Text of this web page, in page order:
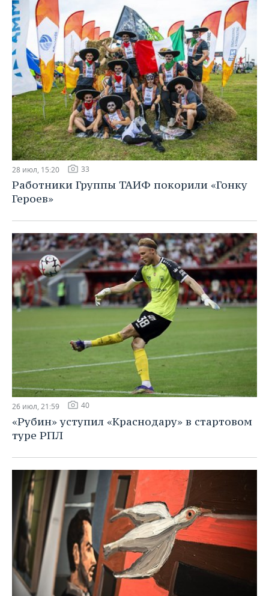
28 июл, 15:20 33
Работники Группы ТАИФ покорили «Гонку
Героев»
26 июл, 21:59 40
«Рубин» уступил «Краснодару» в стартовом
туре РПЛ